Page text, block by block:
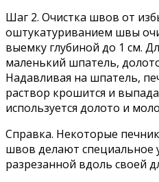
Шаг 2. Очистка швов от
оштукатуриванием швы
выемку глубиной до 1 см.
маленький шпатель,
Надавливая на шпатель,
раствор крошится и
используется долото и
Справка. Некоторые
швов делают специальное
разрезанной вдоль своей